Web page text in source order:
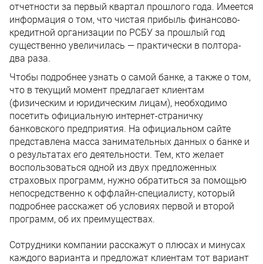
отчетности за первый квартал прошлого года. Имеется
информация о том, что чистая прибыль финансово-
кредитной организации по РСБУ за прошлый год
существенно увеличилась — практически в полтора-
два раза.
Чтобы подробнее узнать о самой банке, а также о том,
что в текущий момент предлагает клиентам
(физическим и юридическим лицам), необходимо
посетить официальную интернет-страничку
банковского предприятия. На официальном сайте
представлена масса занимательных данных о банке и
о результатах его деятельности. Тем, кто желает
воспользоваться одной из двух предложенных
страховых программ, нужно обратиться за помощью
непосредственно к оффлайн-специалисту, который
подробнее расскажет об условиях первой и второй
программ, об их преимуществах.
Сотрудники компании расскажут о плюсах и минусах
каждого варианта и предложат клиентам тот вариант